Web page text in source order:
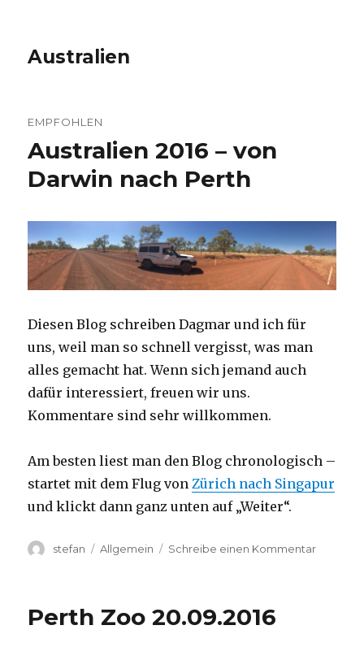
Australien
EMPFOHLEN
Australien 2016 – von
Darwin nach Perth
Diesen Blog schreiben Dagmar und ich für
uns, weil man so schnell vergisst, was man
alles gemacht hat. Wenn sich jemand auch
dafür interessiert, freuen wir uns.
Kommentare sind sehr willkommen.
Am besten liest man den Blog chronologisch –
startet mit dem Flug vonZürich nach Singapur
und klickt dann ganz unten auf „Weiter“.
Autor
stefan Kategorien
Allgemein Schreibe einen Kommentarzu
Perth Zoo 20.09.2016